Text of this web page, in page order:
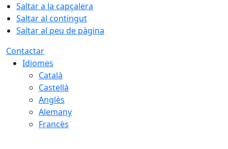
Saltar a la capçalera
Saltar al contingut
Saltar al peu de pàgina
Contactar
Idiomes
Català
Castellà
Anglès
Alemany
Francès